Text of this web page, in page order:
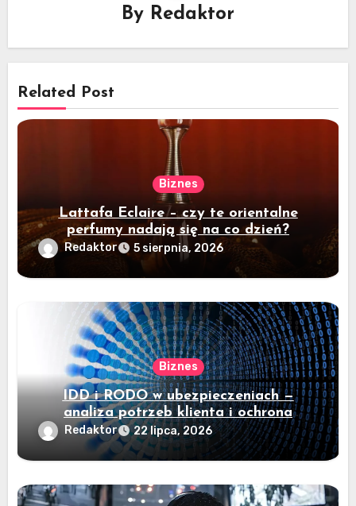
By Redaktor
Related Post
Biznes
Lattafa Eclaire – czy te orientalne
perfumy nadają się na co dzień?
Redaktor 5 sierpnia, 2026
Biznes
IDD i RODO w ubezpieczeniach —
analiza potrzeb klienta i ochrona
danych
Redaktor 22 lipca, 2026